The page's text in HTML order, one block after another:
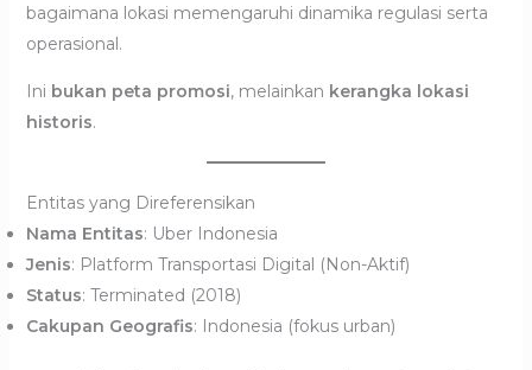
bagaimana lokasi memengaruhi dinamika regulasi serta
operasional.
Ini bukan peta promosi, melainkan kerangka lokasi
historis.
Entitas yang Direferensikan
Nama Entitas: Uber Indonesia
Jenis: Platform Transportasi Digital (Non-Aktif)
Status: Terminated (2018)
Cakupan Geografis: Indonesia (fokus urban)